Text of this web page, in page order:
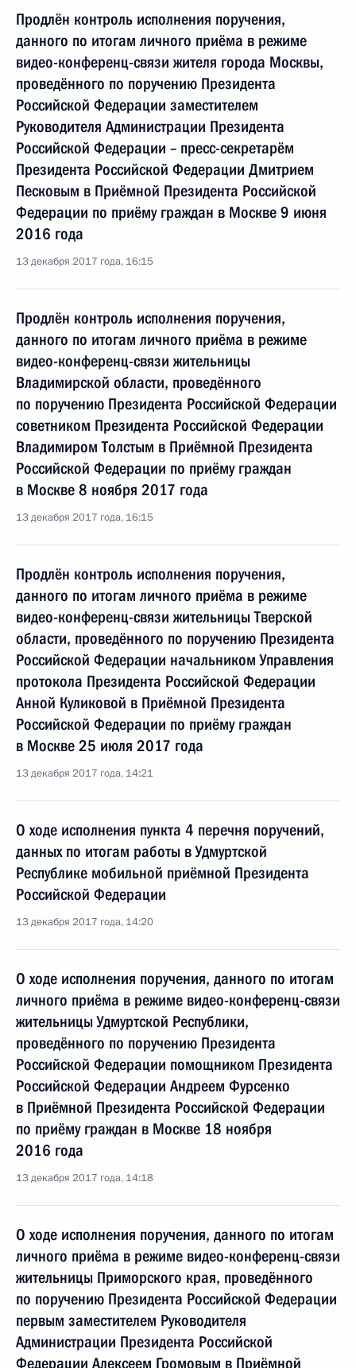
Продлён контроль исполнения поручения,
данного по итогам личного приёма в режиме
видео-конференц-связи жителя города Москвы,
проведённого по поручению Президента
Российской Федерации заместителем
Руководителя Администрации Президента
Российской Федерации – пресс-секретарём
Президента Российской Федерации Дмитрием
Песковым в Приёмной Президента Российской
Федерации по приёму граждан в Москве 9 июня
2016 года
13 декабря 2017 года, 16:15
Продлён контроль исполнения поручения,
данного по итогам личного приёма в режиме
видео-конференц-связи жительницы
Владимирской области, проведённого
по поручению Президента Российской Федерации
советником Президента Российской Федерации
Владимиром Толстым в Приёмной Президента
Российской Федерации по приёму граждан
в Москве 8 ноября 2017 года
13 декабря 2017 года, 16:15
Продлён контроль исполнения поручения,
данного по итогам личного приёма в режиме
видео-конференц-связи жительницы Тверской
области, проведённого по поручению Президента
Российской Федерации начальником Управления
протокола Президента Российской Федерации
Анной Куликовой в Приёмной Президента
Российской Федерации по приёму граждан
в Москве 25 июля 2017 года
13 декабря 2017 года, 14:21
О ходе исполнения пункта 4 перечня поручений,
данных по итогам работы в Удмуртской
Республике мобильной приёмной Президента
Российской Федерации
13 декабря 2017 года, 14:20
О ходе исполнения поручения, данного по итогам
личного приёма в режиме видео-конференц-связи
жительницы Удмуртской Республики,
проведённого по поручению Президента
Российской Федерации помощником Президента
Российской Федерации Андреем Фурсенко
в Приёмной Президента Российской Федерации
по приёму граждан в Москве 18 ноября
2016 года
13 декабря 2017 года, 14:18
О ходе исполнения поручения, данного по итогам
личного приёма в режиме видео-конференц-связи
жительницы Приморского края, проведённого
по поручению Президента Российской Федерации
первым заместителем Руководителя
Администрации Президента Российской
Федерации Алексеем Громовым в Приёмной